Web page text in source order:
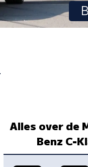
Alles over de
Benz C-